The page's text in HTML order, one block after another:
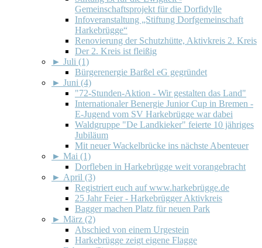
Gemeinschaftsprojekt für die Dorfidylle
Infoveranstaltung „Stiftung Dorfgemeinschaft
Harkebrügge“
Renovierung der Schutzhütte, Aktivkreis 2. Kreis
Der 2. Kreis ist fleißig
► Juli (1)
Bürgerenergie Barßel eG gegründet
► Juni (4)
"72-Stunden-Aktion - Wir gestalten das Land"
Internationaler Benergie Junior Cup in Bremen -
E-Jugend vom SV Harkebrügge war dabei
Waldgruppe "De Landkieker" feierte 10 jähriges
Jubiläum
Mit neuer Wackelbrücke ins nächste Abenteuer
► Mai (1)
Dorfleben in Harkebrügge weit vorangebracht
► April (3)
Registriert euch auf www.harkebrügge.de
25 Jahr Feier - Harkebrügger Aktivkreis
Bagger machen Platz für neuen Park
► März (2)
Abschied von einem Urgestein
Harkebrügge zeigt eigene Flagge